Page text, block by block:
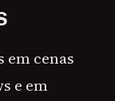
em cenas
e em